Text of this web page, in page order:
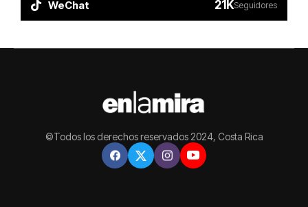
WeChat 21KSeguidores
©Todos los derechos reservados 2024, Costa Rica